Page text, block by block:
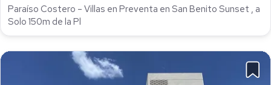
Paraíso Costero – Villas en Preventa en San Benito Sunset , a
Solo 150m de la Pl